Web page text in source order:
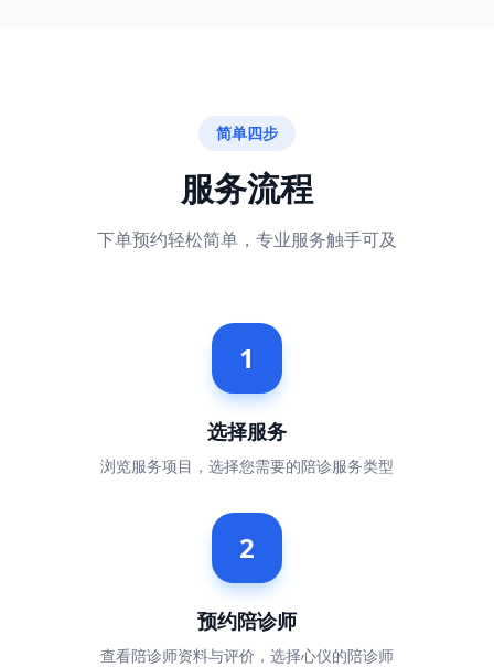
简单四步
服务流程
下单预约轻松简单，专业服务触手可及
1
选择服务
浏览服务项目，选择您需要的陪诊服务类型
2
预约陪诊师
查看陪诊师资料与评价，选择心仪的陪诊师